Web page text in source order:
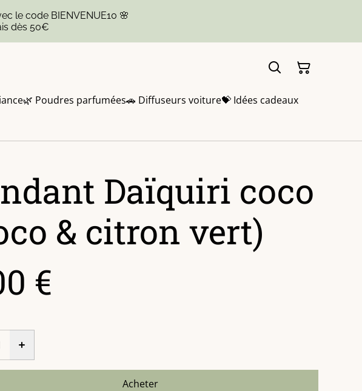
le code BIENVENUE10 🌸
dès 50€
🌿 Poudres parfumées🚗 Diffuseurs voiture💝 Idées cadeaux
Daïquiri coco
& citron vert)
€
Acheter